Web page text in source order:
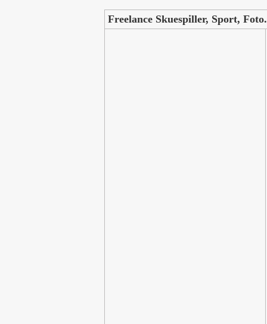
Freelance Skuespiller, Sport,